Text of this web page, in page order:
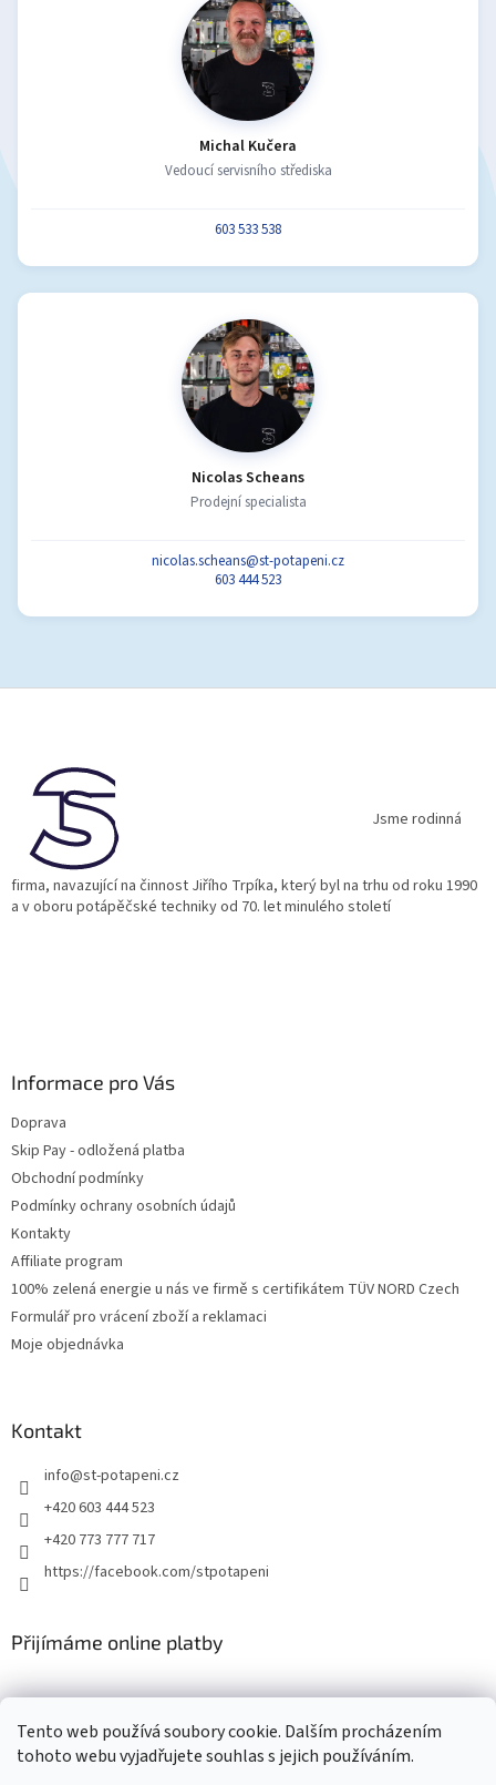
Tento web používá soubory cookie. Dalším procházením
tohoto webu vyjadřujete souhlas s jejich používáním.
Michal Kučera
Vedoucí servisního střediska
603 533 538
Nicolas Scheans
Prodejní specialista
nicolas.scheans@st-potapeni.cz
603 444 523
Jsme rodinná
firma, navazující na činnost Jiřího Trpíka, který byl na trhu od roku 1990
a v oboru potápěčské techniky od 70. let minulého století
Informace pro Vás
Doprava
Skip Pay - odložená platba
Obchodní podmínky
Podmínky ochrany osobních údajů
Kontakty
Affiliate program
100% zelená energie u nás ve firmě s certifikátem TÜV NORD Czech
Formulář pro vrácení zboží a reklamaci
Moje objednávka
Kontakt
info@st-potapeni.cz
+420 603 444 523
+420 773 777 717
https://facebook.com/stpotapeni
Přijímáme online platby